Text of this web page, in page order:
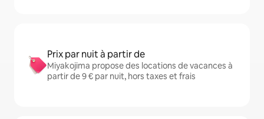
Prix par nuit à partir de
Miyakojima propose des locations de vacances à
partir de 9 € par nuit, hors taxes et frais